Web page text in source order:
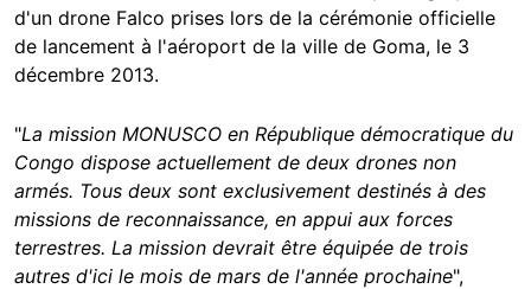
d'un drone Falco prises lors de la cérémonie officielle
de lancement à l'aéroport de la ville de Goma, le 3
décembre 2013.
"La mission MONUSCO en République démocratique du
Congo dispose actuellement de deux drones non
armés. Tous deux sont exclusivement destinés à des
missions de reconnaissance, en appui aux forces
terrestres. La mission devrait être équipée de trois
autres d'ici le mois de mars de l'année prochaine",